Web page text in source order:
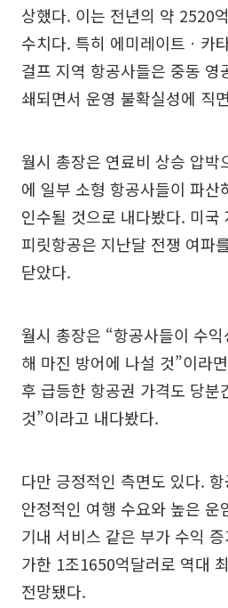
상했다. 이는 전년의 약 2520
수치다. 특히 에미레이트ㆍ카
걸프 지역 항공사들은 중동 영
쇄되면서 운영 불확실성에 직
월시 총장은 연료비 상승 압박
에 일부 소형 항공사들이 파산
인수될 것으로 내다봤다. 미국
피릿항공은 지난달 전쟁 여파
닫았다.
월시 총장은 “항공사들이 수
해 마진 방어에 나설 것”이라
후 급등한 항공권 가격도 당분
것”이라고 내다봤다.
다만 긍정적인 측면도 있다.
안정적인 여행 수요와 높은 운
기내 서비스 같은 부가 수익
가한 1조1650억달러로 역대
전망됐다.